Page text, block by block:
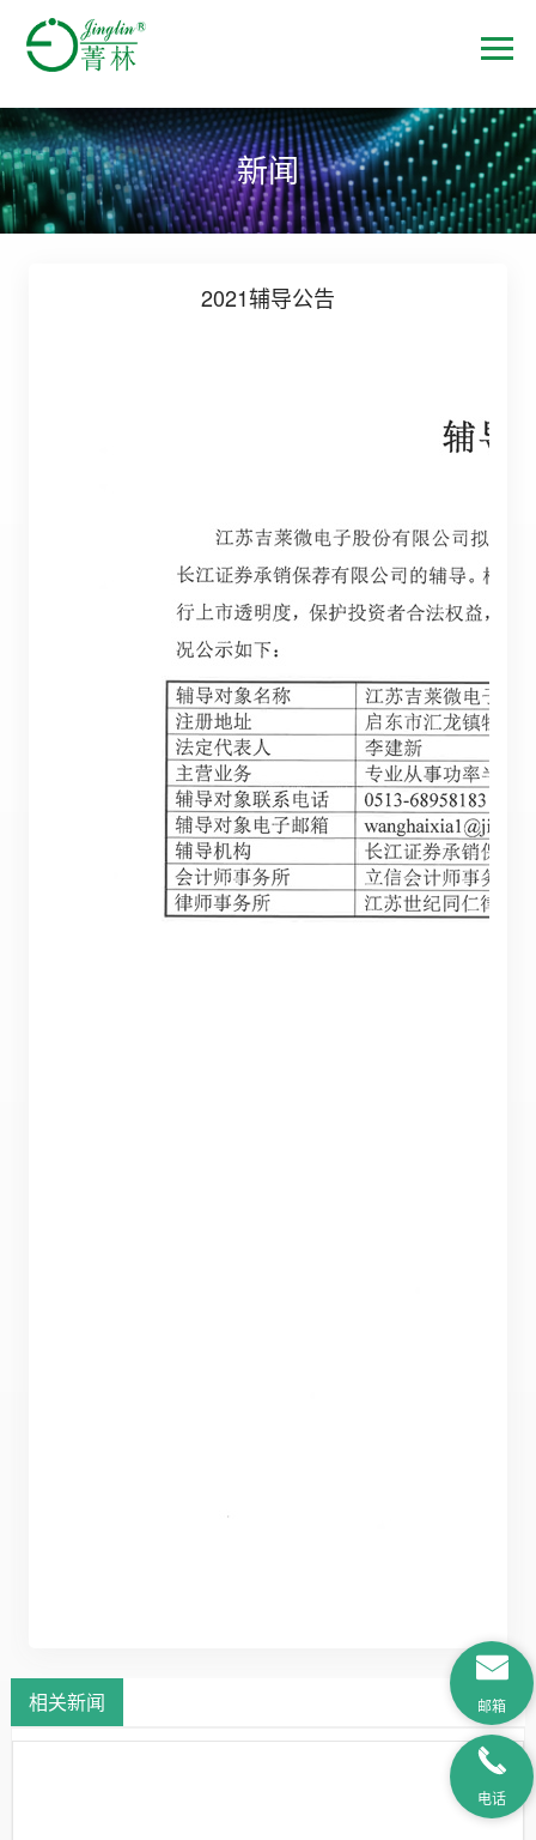
新闻
2021辅导公告
相关新闻 邮箱
电话